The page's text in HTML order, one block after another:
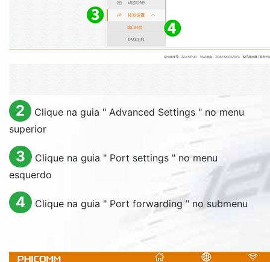
2 Clique na guia " Advanced Settings" no menu
superior
3 Clique na guia " Port settings" no menu
esquerdo
4 Clique na guia " Port forwarding" no submenu